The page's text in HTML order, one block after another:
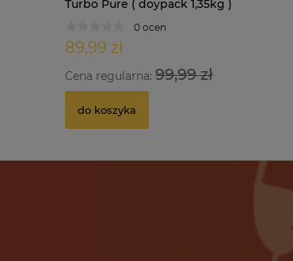
Turbo Pure ( doypack 1,35kg )
0 ocen
89,99 zł
Cena regularna: 99,99 zł
do koszyka